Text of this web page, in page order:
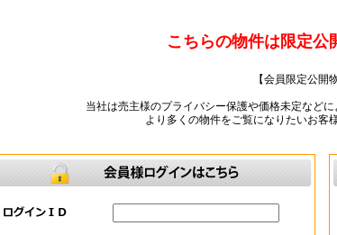
こちらの物件は限定公
【会員限定公開
当社は売主様のプライバシー保護や価格未定など
より多くの物件をご覧になりたいお客